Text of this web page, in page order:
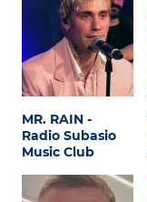
MR. RAIN -
Radio Subasio
Music Club